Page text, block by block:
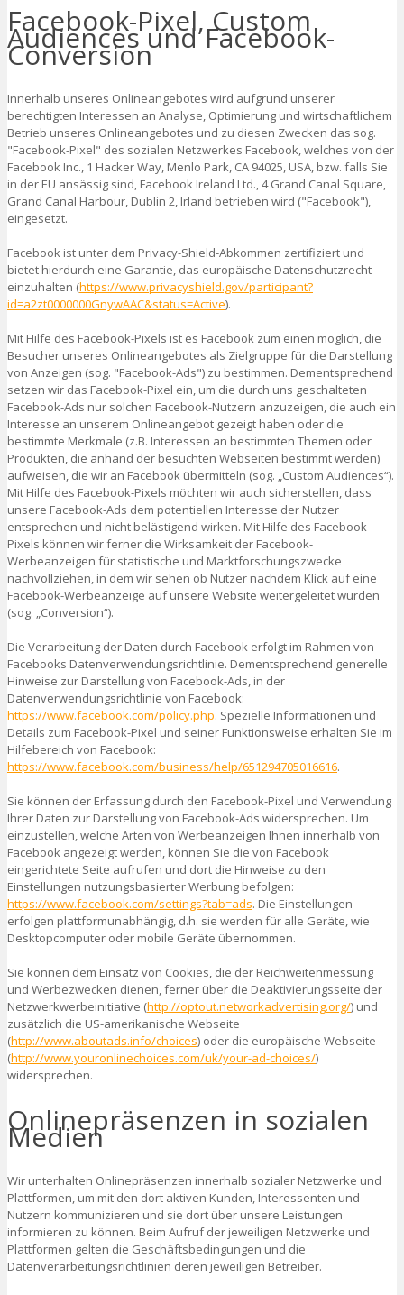
Facebook-Pixel, Custom
Audiences und Facebook-
Conversion
Innerhalb unseres Onlineangebotes wird aufgrund unserer
berechtigten Interessen an Analyse, Optimierung und wirtschaftlichem
Betrieb unseres Onlineangebotes und zu diesen Zwecken das sog.
"Facebook-Pixel" des sozialen Netzwerkes Facebook, welches von der
Facebook Inc., 1 Hacker Way, Menlo Park, CA 94025, USA, bzw. falls Sie
in der EU ansässig sind, Facebook Ireland Ltd., 4 Grand Canal Square,
Grand Canal Harbour, Dublin 2, Irland betrieben wird ("Facebook"),
eingesetzt.
Facebook ist unter dem Privacy-Shield-Abkommen zertifiziert und
bietet hierdurch eine Garantie, das europäische Datenschutzrecht
einzuhalten (https://www.privacyshield.gov/participant?
id=a2zt0000000GnywAAC&status=Active).
Mit Hilfe des Facebook-Pixels ist es Facebook zum einen möglich, die
Besucher unseres Onlineangebotes als Zielgruppe für die Darstellung
von Anzeigen (sog. "Facebook-Ads") zu bestimmen. Dementsprechend
setzen wir das Facebook-Pixel ein, um die durch uns geschalteten
Facebook-Ads nur solchen Facebook-Nutzern anzuzeigen, die auch ein
Interesse an unserem Onlineangebot gezeigt haben oder die
bestimmte Merkmale (z.B. Interessen an bestimmten Themen oder
Produkten, die anhand der besuchten Webseiten bestimmt werden)
aufweisen, die wir an Facebook übermitteln (sog. „Custom Audiences“).
Mit Hilfe des Facebook-Pixels möchten wir auch sicherstellen, dass
unsere Facebook-Ads dem potentiellen Interesse der Nutzer
entsprechen und nicht belästigend wirken. Mit Hilfe des Facebook-
Pixels können wir ferner die Wirksamkeit der Facebook-
Werbeanzeigen für statistische und Marktforschungszwecke
nachvollziehen, in dem wir sehen ob Nutzer nachdem Klick auf eine
Facebook-Werbeanzeige auf unsere Website weitergeleitet wurden
(sog. „Conversion“).
Die Verarbeitung der Daten durch Facebook erfolgt im Rahmen von
Facebooks Datenverwendungsrichtlinie. Dementsprechend generelle
Hinweise zur Darstellung von Facebook-Ads, in der
Datenverwendungsrichtlinie von Facebook:
https://www.facebook.com/policy.php. Spezielle Informationen und
Details zum Facebook-Pixel und seiner Funktionsweise erhalten Sie im
Hilfebereich von Facebook:
https://www.facebook.com/business/help/651294705016616.
Sie können der Erfassung durch den Facebook-Pixel und Verwendung
Ihrer Daten zur Darstellung von Facebook-Ads widersprechen. Um
einzustellen, welche Arten von Werbeanzeigen Ihnen innerhalb von
Facebook angezeigt werden, können Sie die von Facebook
eingerichtete Seite aufrufen und dort die Hinweise zu den
Einstellungen nutzungsbasierter Werbung befolgen:
https://www.facebook.com/settings?tab=ads. Die Einstellungen
erfolgen plattformunabhängig, d.h. sie werden für alle Geräte, wie
Desktopcomputer oder mobile Geräte übernommen.
Sie können dem Einsatz von Cookies, die der Reichweitenmessung
und Werbezwecken dienen, ferner über die Deaktivierungsseite der
Netzwerkwerbeinitiative (http://optout.networkadvertising.org/) und
zusätzlich die US-amerikanische Webseite
(http://www.aboutads.info/choices) oder die europäische Webseite
(http://www.youronlinechoices.com/uk/your-ad-choices/)
widersprechen.
Onlinepräsenzen in sozialen
Medien
Wir unterhalten Onlinepräsenzen innerhalb sozialer Netzwerke und
Plattformen, um mit den dort aktiven Kunden, Interessenten und
Nutzern kommunizieren und sie dort über unsere Leistungen
informieren zu können. Beim Aufruf der jeweiligen Netzwerke und
Plattformen gelten die Geschäftsbedingungen und die
Datenverarbeitungsrichtlinien deren jeweiligen Betreiber.